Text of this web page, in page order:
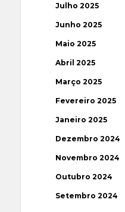
Julho 2025
Junho 2025
Maio 2025
Abril 2025
Março 2025
Fevereiro 2025
Janeiro 2025
Dezembro 2024
Novembro 2024
Outubro 2024
Setembro 2024